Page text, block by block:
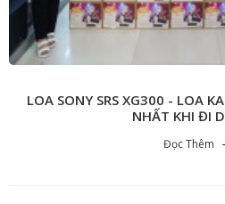
LOA SONY SRS XG300 - LOA
NHẤT KHI ĐI
Đọc Thêm